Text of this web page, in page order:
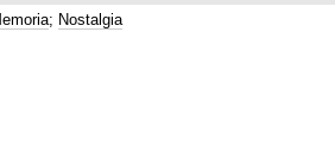
; Nostalgia